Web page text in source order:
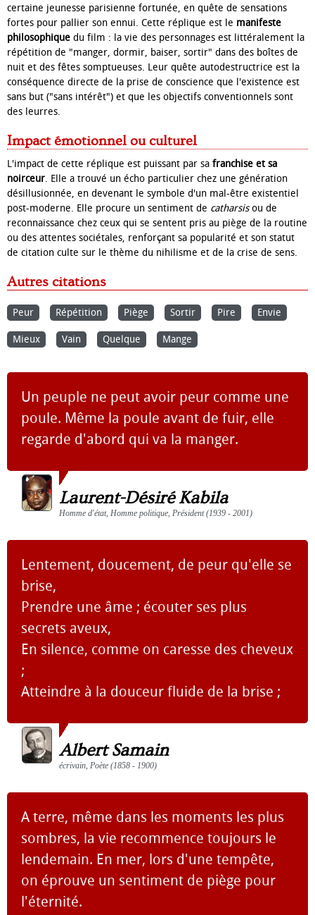
certaine jeunesse parisienne fortunée, en quête de sensations
fortes pour pallier son ennui. Cette réplique est le manifeste
philosophique du film : la vie des personnages est littéralement la
répétition de "manger, dormir, baiser, sortir" dans des boîtes de
nuit et des fêtes somptueuses. Leur quête autodestructrice est la
conséquence directe de la prise de conscience que l'existence est
sans but ("sans intérêt") et que les objectifs conventionnels sont
des leurres.
Impact émotionnel ou culturel
L'impact de cette réplique est puissant par sa franchise et sa
noirceur. Elle a trouvé un écho particulier chez une génération
désillusionnée, en devenant le symbole d'un mal-être existentiel
post-moderne. Elle procure un sentiment de catharsisou de
reconnaissance chez ceux qui se sentent pris au piège de la routine
ou des attentes sociétales, renforçant sa popularité et son statut
de citation culte sur le thème du nihilisme et de la crise de sens.
Autres citations
Peur Répétition Piège Sortir Pire Envie
Mieux Vain Quelque Mange
Un peuple ne peut avoir peur comme une
poule. Même la poule avant de fuir, elle
regarde d'abord qui va la manger.
Laurent-Désiré Kabila
Homme d'état, Homme politique, Président (1939 - 2001)
Lentement, doucement, de peur qu'elle se
brise,
Prendre une âme ; écouter ses plus
secrets aveux,
En silence, comme on caresse des cheveux
;
Atteindre à la douceur fluide de la brise ;
Albert Samain
écrivain, Poète (1858 - 1900)
A terre, même dans les moments les plus
sombres, la vie recommence toujours le
lendemain. En mer, lors d'une tempête,
on éprouve un sentiment de piège pour
l'éternité.